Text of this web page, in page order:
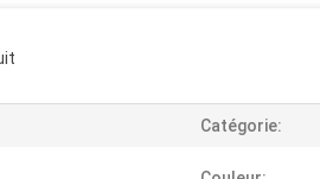
Catégorie: